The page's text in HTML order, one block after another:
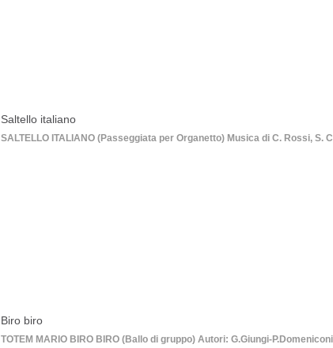
Saltello italiano
SALTELLO ITALIANO (Passeggiata per Organetto) Musica di C. Rossi, S.
Biro biro
TOTEM MARIO BIRO BIRO (Ballo di gruppo) Autori: G.Giungi-